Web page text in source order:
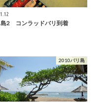
2 コンラッドバリ到着
2010バリ島